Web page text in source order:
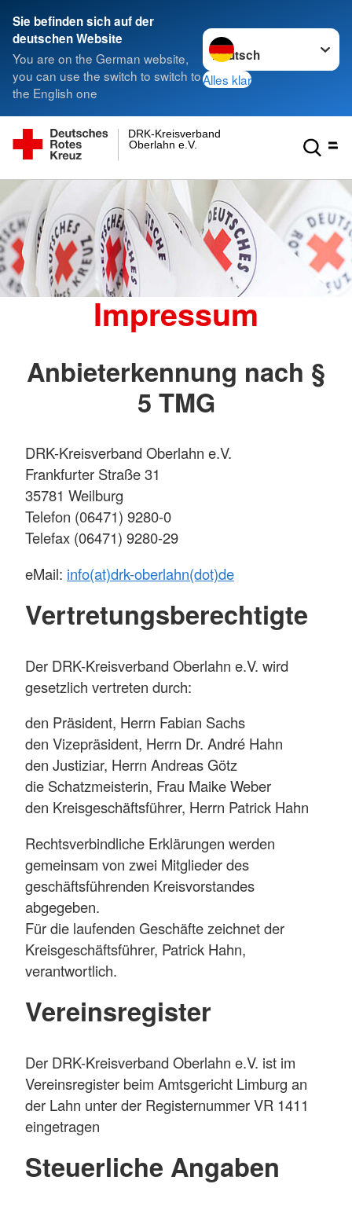
Sie befinden sich auf der
deutschen Website
You are on the German website,
you can use the switch to switch to
the English one
Sprache wechseln zu
Alles klar
Oberlahn e.V.
DRK-Kreisverband
Impressum
Anbieterkennung nach §
5 TMG
DRK-Kreisverband Oberlahn e.V.
Frankfurter Straße 31
35781 Weilburg
Telefon (06471) 9280-0
Telefax (06471) 9280-29
eMail: info(at)drk-oberlahn(dot)de
Vertretungsberechtigte
Der DRK-Kreisverband Oberlahn e.V. wird
gesetzlich vertreten durch:
den Präsident, Herrn Fabian Sachs
den Vizepräsident, Herrn Dr. André Hahn
den Justiziar, Herrn Andreas Götz
die Schatzmeisterin, Frau Maike Weber
den Kreisgeschäftsführer, Herrn Patrick Hahn
Rechtsverbindliche Erklärungen werden
gemeinsam von zwei Mitglieder des
geschäftsführenden Kreisvorstandes
abgegeben.
Für die laufenden Geschäfte zeichnet der
Kreisgeschäftsführer, Patrick Hahn,
verantwortlich.
Vereinsregister
Der DRK-Kreisverband Oberlahn e.V. ist im
Vereinsregister beim Amtsgericht Limburg an
der Lahn unter der Registernummer VR 1411
eingetragen
Steuerliche Angaben